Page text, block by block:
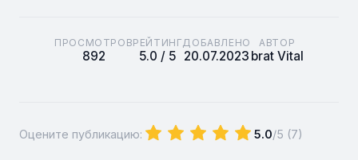
ПРОСМОТРОВ
892
РЕЙТИНГ
5.0 / 5
ДОБАВЛЕНО
20.07.2023
АВТОР
brat Vital
Оцените публикацию: 5.0/5 (7)